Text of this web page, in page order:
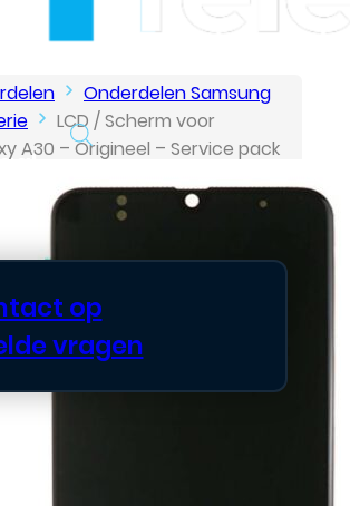
op
vragen
Onderdelen Samsung
LCD / Scherm voor
A30 – Origineel – Service pack